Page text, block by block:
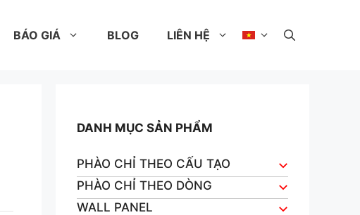
BÁO GIÁ BLOG LIÊN HỆ
DANH MỤC SẢN PHẨM
PHÀO CHỈ THEO CẤU TẠO
PHÀO CHỈ THEO DÒNG
WALL PANEL